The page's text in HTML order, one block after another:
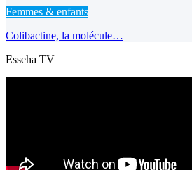
Femmes & enfants
Colibactine, la molécule…
Esseha TV